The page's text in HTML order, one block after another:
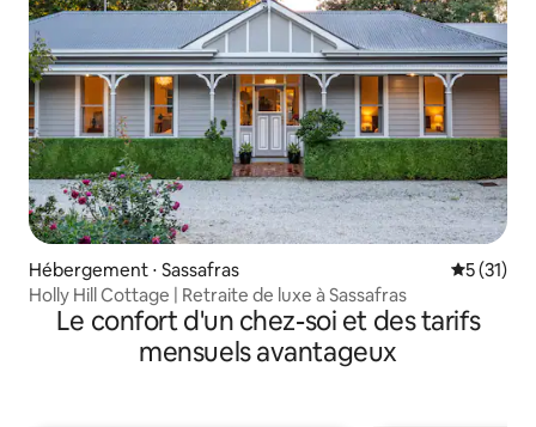
Hébergement ⋅ Sassafras
5 (31)
Holly Hill Cottage | Retraite de luxe à Sassafras
Le confort d'un chez-soi et des tarifs
mensuels avantageux